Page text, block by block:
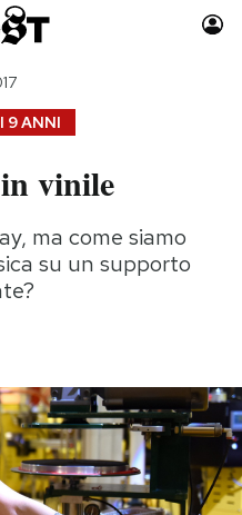
Moda
Consumismi
Storie/Idee
Altrecose
Mondiali calcio 2026
9 ANNI
vinile
ma come siamo
su un supporto